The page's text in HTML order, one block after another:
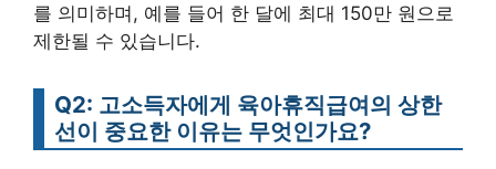
를 의미하며, 예를 들어 한 달에 최대 150만 원으로
제한될 수 있습니다.
Q2: 고소득자에게 육아휴직급여의 상한
선이 중요한 이유는 무엇인가요?